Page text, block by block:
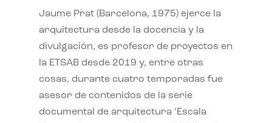
Jaume Prat (Barcelona, 1975) ejerce la
arquitectura desde la docencia y la
divulgación, es profesor de proyectos en
la ETSAB desde 2019 y, entre otras
cosas, durante cuatro temporadas fue
asesor de contenidos de la serie
documental de arquitectura ‘Escala